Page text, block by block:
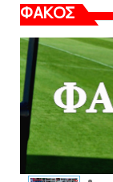
ΦΑΚΟΣ